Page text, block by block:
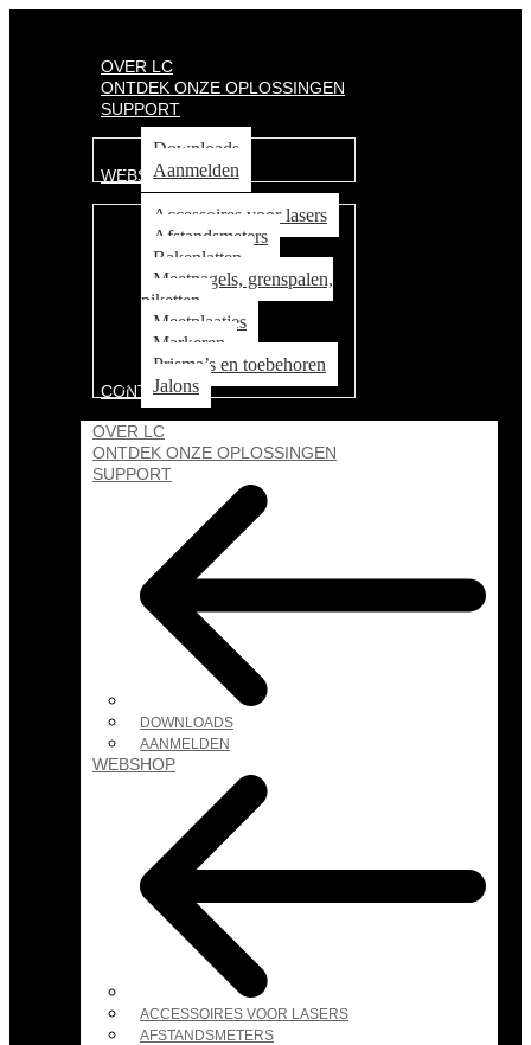
OVER LC
ONTDEK ONZE OPLOSSINGEN
SUPPORT
Downloads
Aanmelden
WEBSHOP
Accessoires voor lasers
Afstandsmeters
Bakenlatten
Meetnagels, grenspalen,
piketten
Meetplaatjes
Markeren
Prisma’s en toebehoren
Jalons
CONTACT
OVER LC
ONTDEK ONZE OPLOSSINGEN
SUPPORT
DOWNLOADS
AANMELDEN
WEBSHOP
ACCESSOIRES VOOR LASERS
AFSTANDSMETERS